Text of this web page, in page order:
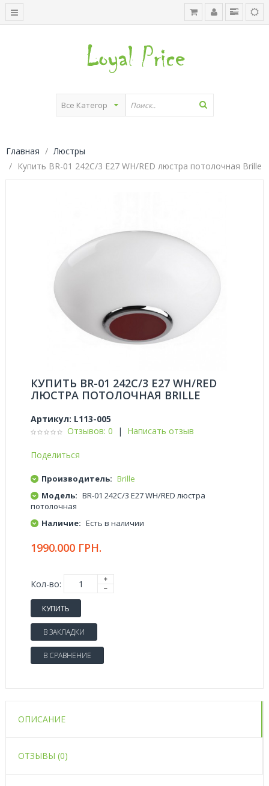
Главная
Люстры
Купить BR-01 242C/3 E27 WH/RED люстра потолочная Brille
КУПИТЬ BR-01 242C/3 E27 WH/RED
ЛЮСТРА ПОТОЛОЧНАЯ BRILLE
Артикул: L113-005
Отзывов: 0 | Написать отзыв
Поделиться
Производитель: Brille
Модель: BR-01 242C/3 E27 WH/RED люстра
потолочная
Наличие: Есть в наличии
1990.000 ГРН.
Кол-во:
КУПИТЬ
В ЗАКЛАДКИ
В СРАВНЕНИЕ
ОПИСАНИЕ
ОТЗЫВЫ (0)